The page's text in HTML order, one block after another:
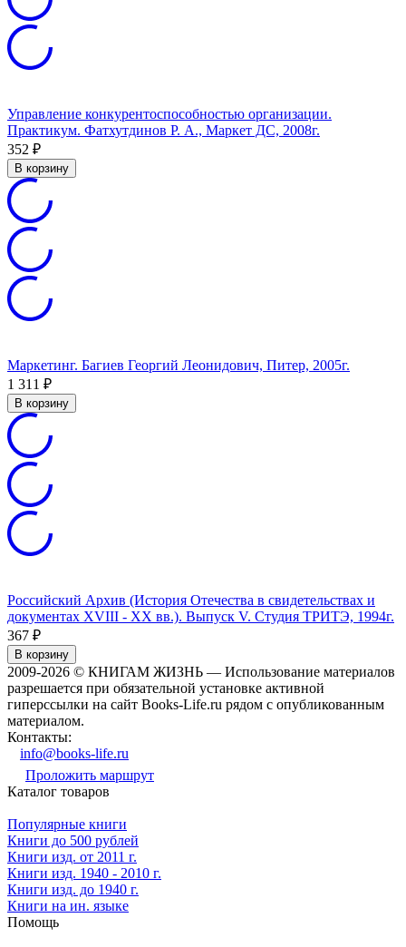
Управление конкурентоспособностью организации.
Практикум. Фатхутдинов Р. А., Маркет ДС, 2008г.
352 ₽
В корзину
Маркетинг. Багиев Георгий Леонидович, Питер, 2005г.
1 311 ₽
В корзину
Российский Архив (История Отечества в свидетельствах и
документах XVIII - XX вв.). Выпуск V. Студия ТРИТЭ, 1994г.
367 ₽
В корзину
2009-2026 © КНИГАМ ЖИЗНЬ — Использование материалов
разрешается при обязательной установке активной
гиперссылки на сайт Books-Life.ru рядом с опубликованным
материалом.
Контакты:
info@books-life.ru
Проложить маршрут
Каталог товаров
Популярные книги
Книги до 500 рублей
Книги изд. от 2011 г.
Книги изд. 1940 - 2010 г.
Книги изд. до 1940 г.
Книги на ин. языке
Помощь